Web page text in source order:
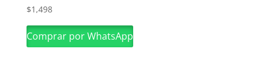
$1,498
Comprar por WhatsApp